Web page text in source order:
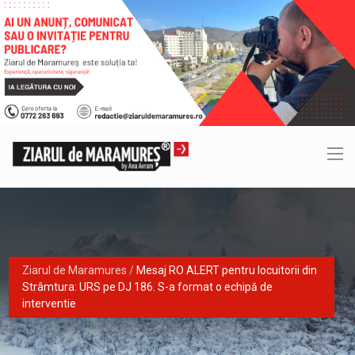
Ziarul de Maramures / Mesaj RO ALERT pentru locuitorii din
Strâmtura: URS pe DJ 186. S-a format o echipă de
interventie